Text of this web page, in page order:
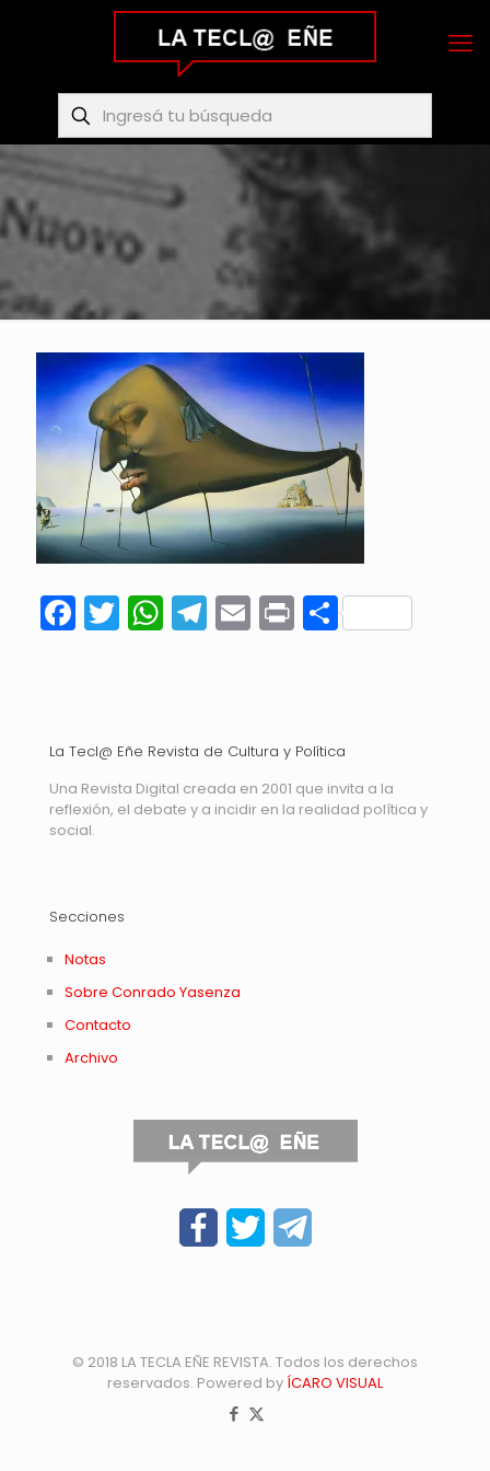
Facebook
Twitter
WhatsApp
Telegram
Email
Print
La Tecl@ Eñe Revista de Cultura y Política
Una Revista Digital creada en 2001 que invita a la
reflexión, el debate y a incidir en la realidad política y
social.
Secciones
Notas
Sobre Conrado Yasenza
Contacto
Archivo
© 2018 LA TECLA EÑE REVISTA. Todos los derechos
reservados. Powered by ÍCARO VISUAL